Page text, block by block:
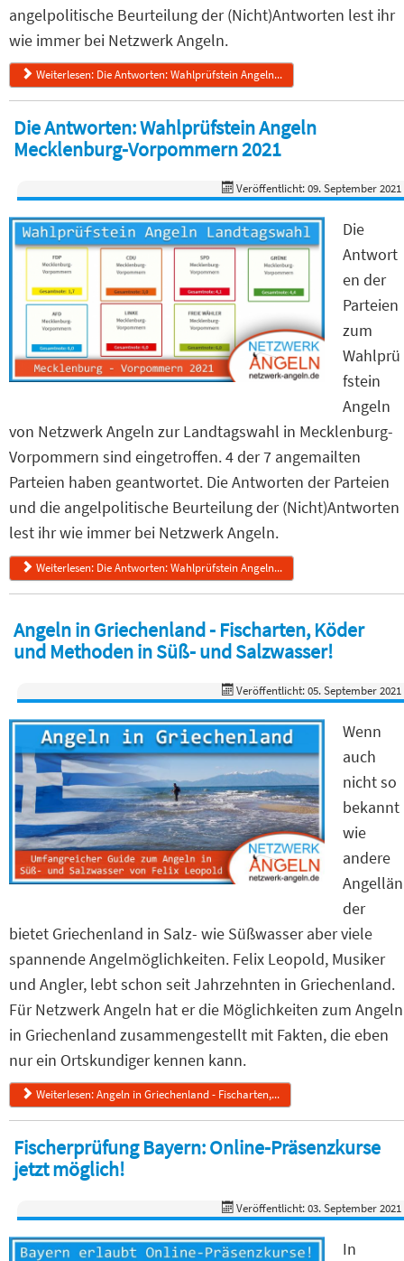
angelpolitische Beurteilung der (Nicht)Antworten lest ihr
wie immer bei Netzwerk Angeln.
Weiterlesen: Die Antworten: Wahlprüfstein Angeln...
Die Antworten: Wahlprüfstein Angeln
Mecklenburg-Vorpommern 2021
Veröffentlicht: 09. September 2021
Die
Antwort
en der
Parteien
zum
Wahlprü
fstein
Angeln
von Netzwerk Angeln zur Landtagswahl in Mecklenburg-
Vorpommern sind eingetroffen. 4 der 7 angemailten
Parteien haben geantwortet. Die Antworten der Parteien
und die angelpolitische Beurteilung der (Nicht)Antworten
lest ihr wie immer bei Netzwerk Angeln.
Weiterlesen: Die Antworten: Wahlprüfstein Angeln...
Angeln in Griechenland - Fischarten, Köder
und Methoden in Süß- und Salzwasser!
Veröffentlicht: 05. September 2021
Wenn
auch
nicht so
bekannt
wie
andere
Angellän
der
bietet Griechenland in Salz- wie Süßwasser aber viele
spannende Angelmöglichkeiten. Felix Leopold, Musiker
und Angler, lebt schon seit Jahrzehnten in Griechenland.
Für Netzwerk Angeln hat er die Möglichkeiten zum Angeln
in Griechenland zusammengestellt mit Fakten, die eben
nur ein Ortskundiger kennen kann.
Weiterlesen: Angeln in Griechenland - Fischarten,...
Fischerprüfung Bayern: Online-Präsenzkurse
jetzt möglich!
Veröffentlicht: 03. September 2021
In